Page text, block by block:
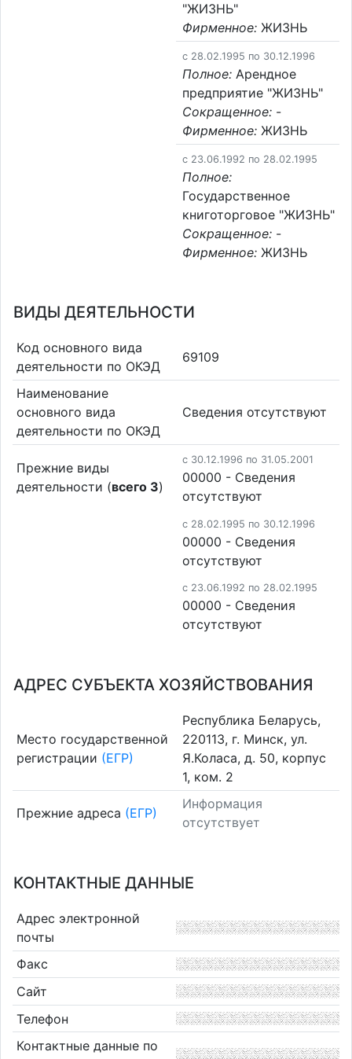
"ЖИЗНЬ"
Фирменное: ЖИЗНЬ
c 28.02.1995 по 30.12.1996
Полное: Арендное
предприятие "ЖИЗНЬ"
Сокращенное: -
Фирменное: ЖИЗНЬ
c 23.06.1992 по 28.02.1995
Полное:
Государственное
книготорговое "ЖИЗНЬ"
Сокращенное: -
Фирменное: ЖИЗНЬ
ВИДЫ ДЕЯТЕЛЬНОСТИ
Код основного вида
деятельности по ОКЭД
69109
Наименование
основного вида
деятельности по ОКЭД
Cведения отсутствуют
Прежние виды
деятельности (всего 3)
c 30.12.1996 по 31.05.2001
00000 - Cведения
отсутствуют
c 28.02.1995 по 30.12.1996
00000 - Cведения
отсутствуют
c 23.06.1992 по 28.02.1995
00000 - Cведения
отсутствуют
АДРЕС СУБЪЕКТА ХОЗЯЙСТВОВАНИЯ
Место государственной
регистрации (ЕГР)
Республика Беларусь,
220113, г. Минск, ул.
Я.Коласа, д. 50, корпус
1, ком. 2
Прежние адреса (ЕГР)
Информация
отсутствует
КОНТАКТНЫЕ ДАННЫЕ
Адрес электронной
почты
Факс
Сайт
Телефон
Контактные данные по